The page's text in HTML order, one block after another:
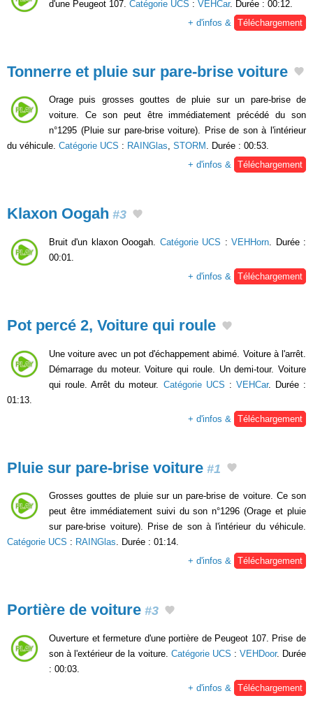
d'une Peugeot 107. Catégorie UCS : VEHCar. Durée : 00:12.
+ d'infos &
Téléchargement
Tonnerre et pluie sur pare-brise voiture
Orage puis grosses gouttes de pluie sur un pare-brise de
voiture. Ce son peut être immédiatement précédé du son
n°1295 (Pluie sur pare-brise voiture). Prise de son à l'intérieur
du véhicule. Catégorie UCS : RAINGlas, STORM . Durée : 00:53.
+ d'infos & Téléchargement
Klaxon Oogah #3
Bruit d'un klaxon Ooogah. Catégorie UCS :VEHHorn . Durée :
00:01.
+ d'infos &
Téléchargement
Pot percé 2, Voiture qui roule
Une voiture avec un pot d'échappement abimé. Voiture à l'arrêt.
Démarrage du moteur. Voiture qui roule. Un demi-tour. Voiture
qui roule. Arrêt du moteur. Catégorie UCS : VEHCar. Durée :
01:13.
+ d'infos &
Téléchargement
Pluie sur pare-brise voiture #1
Grosses gouttes de pluie sur un pare-brise de voiture. Ce son
peut être immédiatement suivi du son n°1296 (Orage et pluie
sur pare-brise voiture). Prise de son à l'intérieur du véhicule.
Catégorie UCS : RAINGlas. Durée : 01:14.
+ d'infos & Téléchargement
Portière de voiture #3
Ouverture et fermeture d'une portière de Peugeot 107. Prise de
son à l'extérieur de la voiture. Catégorie UCS : VEHDoor. Durée
: 00:03.
+ d'infos &
Téléchargement